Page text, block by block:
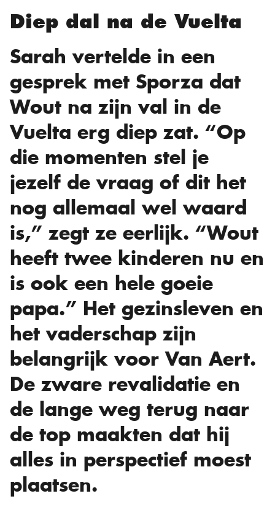
Diep dal na de Vuelta
Sarah vertelde in een
gesprek met Sporza dat
Wout na zijn val in de
Vuelta erg diep zat. “Op
die momenten stel je
jezelf de vraag of dit het
nog allemaal wel waard
is,” zegt ze eerlijk. “Wout
heeft twee kinderen nu en
is ook een hele goeie
papa.” Het gezinsleven en
het vaderschap zijn
belangrijk voor Van Aert.
De zware revalidatie en
de lange weg terug naar
de top maakten dat hij
alles in perspectief moest
plaatsen.